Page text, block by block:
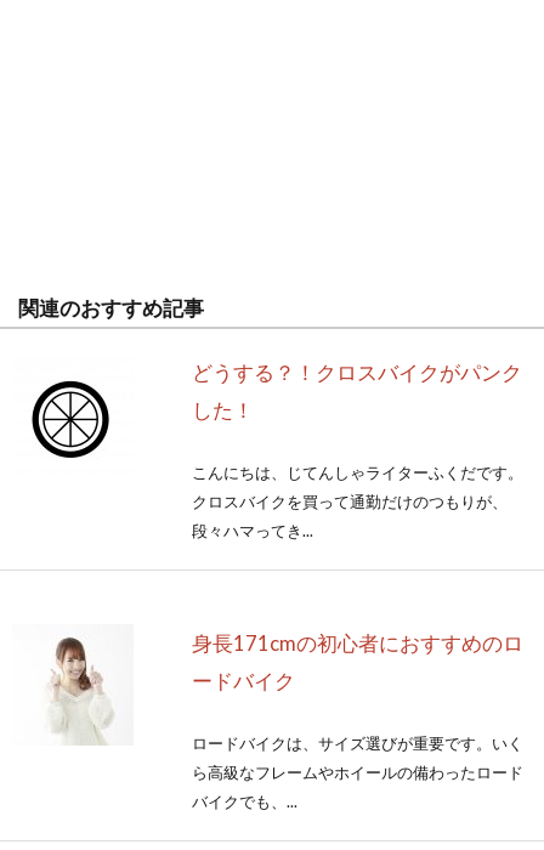
関連のおすすめ記事
どうする？！クロスバイクがパンク
した！
こんにちは、じてんしゃライターふくだです。
クロスバイクを買って通勤だけのつもりが、
段々ハマってき...
身長171cmの初心者におすすめのロ
ードバイク
ロードバイクは、サイズ選びが重要です。いく
ら高級なフレームやホイールの備わったロード
バイクでも、...